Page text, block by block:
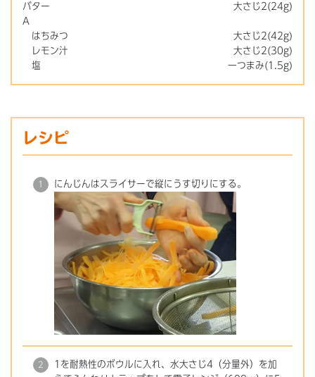
バター
大さじ2(24g)
A
はちみつ
大さじ2(42g)
レモン汁
大さじ2(30g)
塩
一つまみ(1.5g)
レシピ
にんじんはスライサーで縦にうす切りにする。
1を耐熱性のボウルに入れ、水大さじ4（分量外）を加